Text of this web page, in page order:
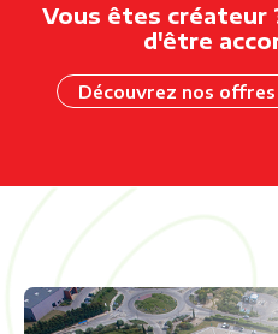
Vous êtes créateur
d'être
Découvrez nos